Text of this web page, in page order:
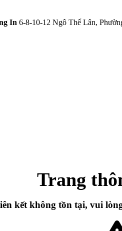
In 6-8-10-12 Ngô Thế Lân,
Trang
kết không tồn tại, vui